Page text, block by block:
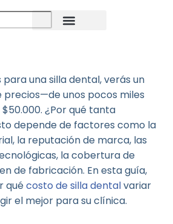
una silla dental, verás un
unos pocos miles
¿Por qué tanta
depende de factores como la
la reputación de marca, las
la cobertura de
de fabricación. En esta guía,
quécosto de silla dentalvariar
el mejor para su clínica.